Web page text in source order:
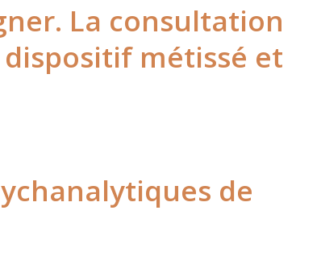
La consultation
métissé et
de